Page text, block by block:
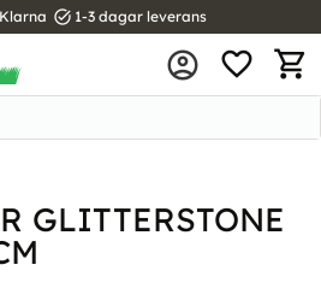
task_alt 1-3 dagar leverans
GLITTERSTONE